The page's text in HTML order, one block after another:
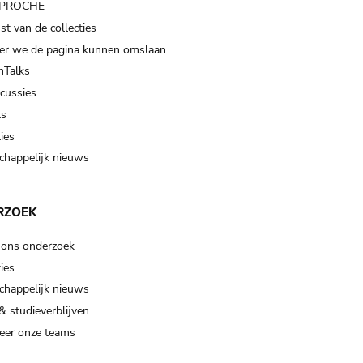
van de collecties
we de pagina kunnen omslaan…
nieuws
onderzoek
nieuws
studieverblijven
onze teams